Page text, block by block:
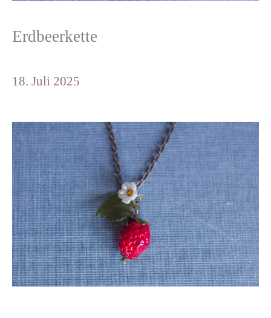
Erdbeerkette
18. Juli 2025